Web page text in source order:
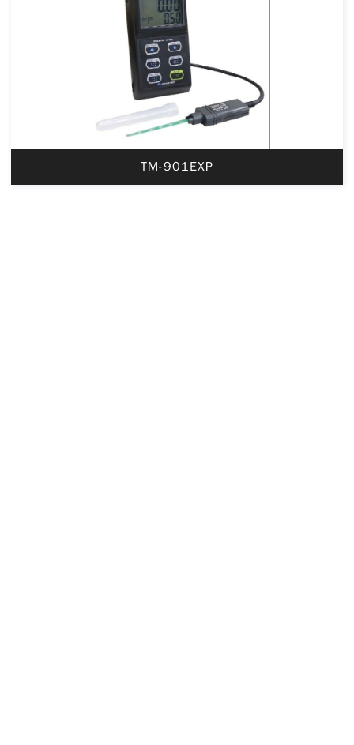
TM-901EXP